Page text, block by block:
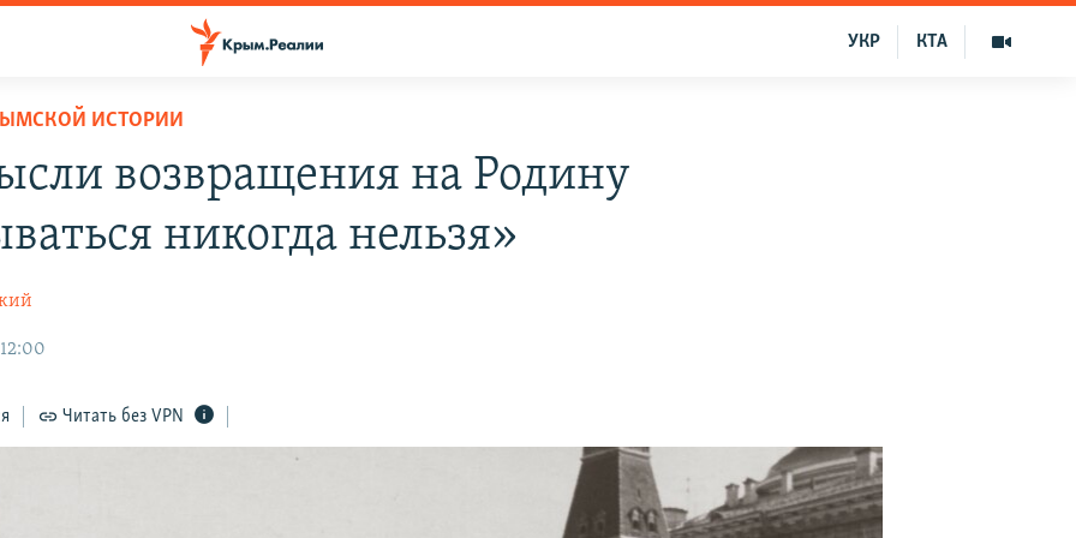
КТА
УКР
ИСТОРИИ
возвращения на Родину
никогда нельзя»
Читать без VPN